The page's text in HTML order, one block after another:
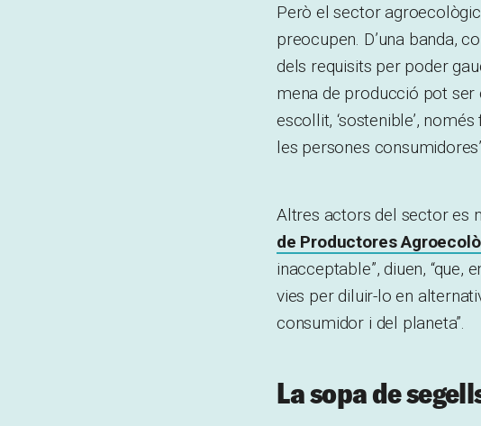
Però el sector
preocupen. D’una banda,
dels requisits per poder
mena de producció pot
escollit, ‘sostenible’,
les persones
Altres actors del sector es
de Productores
inacceptable”, diuen,
vies per diluir-lo en
consumidor i del planeta”.
La sopa de